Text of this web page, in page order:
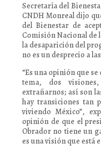
Secretaría del
CNDH Monreal dijo
del Bienestar de
Comisión Nacional de
la desaparición del
no es un desprecio a
“Es una opinión que
tema, dos
extrañarnos; así son
hay transiciones tan
viviendo México”,
opinión de que el
Obrador no tiene un
es una visión que está